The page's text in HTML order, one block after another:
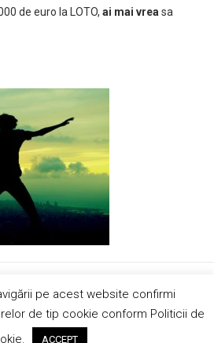
de euro la LOTO, ai mai vrea sa
Site de84colors
imprietenim!
pe acest website confirmi
de tip cookie conform Politicii de
ACCEPT